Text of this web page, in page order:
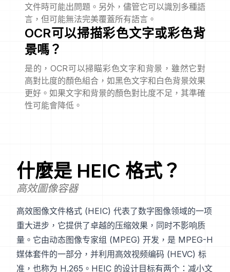
文件時可能出問題。另外，儘管它可以識別多種語
言，但可能無法完美覆蓋所有語言。
OCR可以掃描彩色文字或彩色背
景嗎？
是的，OCR可以掃瞄彩色文字和背景，雖然它對
高對比度的顏色組合，如黑色文字和白色背景效果
更好。如果文字和背景的顏色對比度不足，其準確
性可能會降低。
什麼是 HEIC 格式？
高效圖像容器
高效图像文件格式 (HEIC) 代表了数字图像领域的一项
重大进步，它提供了卓越的压缩效果，同时不影响质
量。它由动态图像专家组 (MPEG) 开发，是 MPEG-H
媒体套件的一部分，并利用高效视频编码 (HEVC) 标
准，也称为 H.265。HEIC 的设计目标有两个：减小文